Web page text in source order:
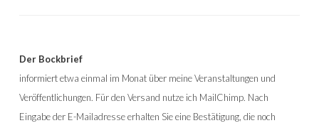
Der Bockbrief
informiert etwa einmal im Monat über meine Veranstaltungen und
Veröffentlichungen. Für den Versand nutze ich MailChimp. Nach
Eingabe der E-Mailadresse erhalten Sie eine Bestätigung, die noch